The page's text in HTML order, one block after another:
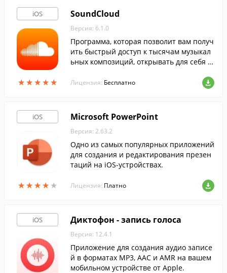
iOS
★★★★★
★★★★★
SoundCloud
Версия: 6.1.0
Программа, которая позволит вам получ
ить быстрый доступ к тысячам музыкал
ьных композиций, открывать для себя н
и творениями.
Лицензия: Бесплатно
iOS
★★★★ ★
★★★★ ★
Microsoft PowerPoint
Версия: 2.63.2
Одно из самых популярных приложений
для создания и редактирования презен
таций на iOS-устройствах.
Лицензия: Платно
iOS Диктофон - запись голоса
Версия: 12.4.1
Приложение для создания аудио записе
й в форматах MP3, AAC и AMR на вашем
мобильном устройстве от Apple.